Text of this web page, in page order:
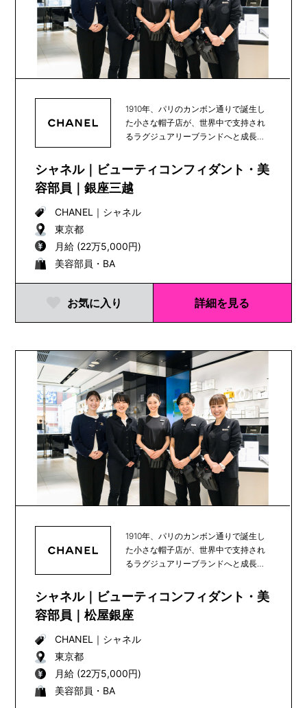
1910年、パリのカンボン通りで誕生し
た小さな帽子店が、世界中で支持され
るラグジュアリーブランドへと成長
シャネル｜ビューティコンフィダント・美
容部員｜銀座三越
CHANEL ｜ シャネル
東京都
月給 (22万5,000円)
美容部員・BA
お気に入り 詳細を見る
1910年、パリのカンボン通りで誕生し
た小さな帽子店が、世界中で支持され
るラグジュアリーブランドへと成長
シャネル｜ビューティコンフィダント・美
容部員｜松屋銀座
CHANEL ｜ シャネル
東京都
月給 (22万5,000円)
美容部員・BA